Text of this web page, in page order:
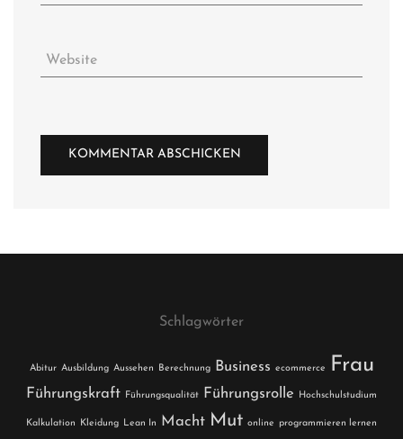
Schlagwörter
Abitur Ausbildung Aussehen Berechnung Business ecommerce Frau
Führungskraft Führungsqualität Führungsrolle Hochschulstudium
Kalkulation Kleidung Lean In Macht Mut online programmieren lernen